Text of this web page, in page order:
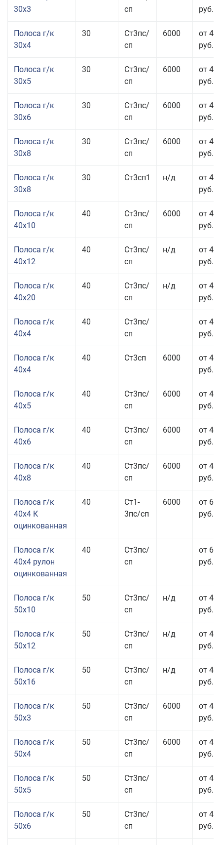
30x3
сп
руб.
Полоса г/к
30x4
30
Ст3пс/
сп
6000
от 44
руб.
Полоса г/к
30x5
30
Ст3пс/
сп
6000
от 43
руб.
Полоса г/к
30x6
30
Ст3пс/
сп
6000
от 46
руб.
Полоса г/к
30x8
30
Ст3пс/
сп
6000
от 43
руб.
Полоса г/к
30x8
30 Ст3сп1 н/д
от 43
руб.
Полоса г/к
40x10
40
Ст3пс/
сп
6000
от 44
руб.
Полоса г/к
40x12
40
Ст3пс/
сп
н/д
от 48
руб.
Полоса г/к
40x20
40
Ст3пс/
сп
н/д
от 44
руб.
Полоса г/к
40x4
40
Ст3пс/
сп
от 42
руб.
Полоса г/к
40x4
40 Ст3сп 6000
от 42
руб.
Полоса г/к
40x5
40
Ст3пс/
сп
6000
от 43
руб.
Полоса г/к
40x6
40
Ст3пс/
сп
6000
от 43
руб.
Полоса г/к
40x8
40
Ст3пс/
сп
6000
от 43
руб.
Полоса г/к
40x4 К
оцинкованная
40
Ст1-
3пс/сп
6000
от 68
руб.
Полоса г/к
40x4 рулон
оцинкованная
40
Ст3пс/
сп
от 69
руб.
Полоса г/к
50x10
50
Ст3пс/
сп
н/д
от 44
руб.
Полоса г/к
50x12
50
Ст3пс/
сп
н/д
от 43
руб.
Полоса г/к
50x16
50
Ст3пс/
сп
н/д
от 49
руб.
Полоса г/к
50x3
50
Ст3пс/
сп
6000
от 47
руб.
Полоса г/к
50x4
50
Ст3пс/
сп
6000
от 45
руб.
Полоса г/к
50x5
50
Ст3пс/
сп
от 43
руб.
Полоса г/к
50x6
50
Ст3пс/
сп
от 42
руб.